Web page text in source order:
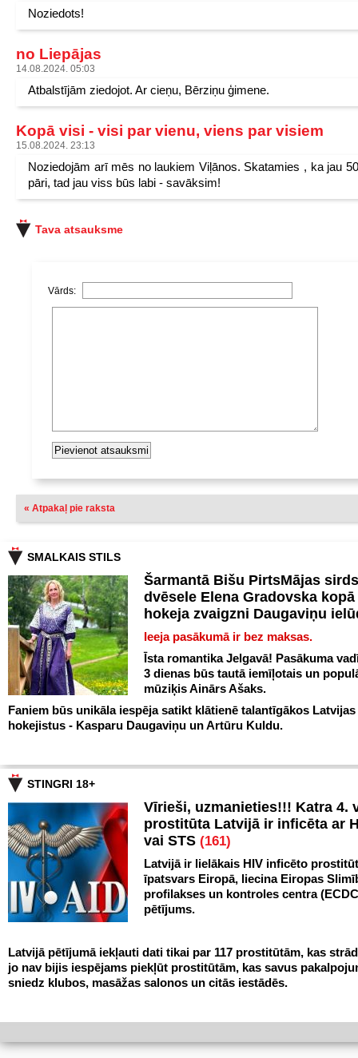
Noziedots!
no Liepājas
14.08.2024. 05:03
Atbalstījām ziedojot. Ar cieņu, Bērziņu ģimene.
Kopā visi - visi par vienu, viens par visiem
15.08.2024. 23:13
Noziedojām arī mēs no laukiem Viļānos. Skatamies , ka jau
pāri, tad jau viss būs labi - savāksim!
Tava atsauksme
Vārds:
« Atpakaļ pie raksta
SMALKAIS STILS
Šarmantā Bišu PirtsMājas
dvēsele Elena Gradovska kopā
hokeja zvaigzni Daugaviņu
Ieeja pasākumā ir bez maksas.
Īsta romantika Jelgavā! Pasākuma
3 dienas būs tautā iemīļotais un
mūziķis Ainārs Ašaks.
Faniem būs unikāla iespēja satikt klātienē talantīgākos Latvijas
hokejistus - Kasparu Daugaviņu un Artūru Kuldu.
STINGRI 18+
Vīrieši, uzmanieties!!! Katra 4.
prostitūta Latvijā ir inficēta ar
vai STS (161)
Latvijā ir lielākais HIV inficēto
īpatsvars Eiropā, liecina Eiropas
profilakses un kontroles centra
pētījums.
Latvijā pētījumā iekļauti dati tikai par 117 prostitūtām, kas
jo nav bijis iespējams piekļūt prostitūtām, kas savus
sniedz klubos, masāžas salonos un citās iestādēs.